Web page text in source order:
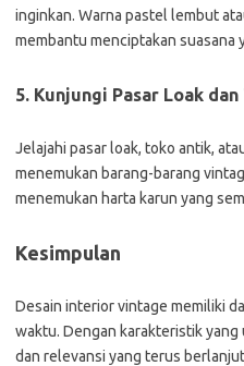
inginkan. Warna pastel lembut
membantu menciptakan suasana
5. Kunjungi Pasar Loak
Jelajahi pasar loak, toko antik,
menemukan barang-barang
menemukan harta karun yang
Kesimpulan
Desain interior vintage memiliki
waktu. Dengan karakteristik yang
dan relevansi yang terus